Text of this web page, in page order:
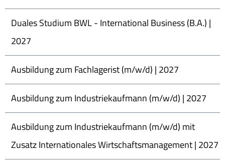
Duales Studium BWL - International Business (B.A.) |
2027
Ausbildung zum Fachlagerist (m/w/d) | 2027
Ausbildung zum Industriekaufmann (m/w/d) | 2027
Ausbildung zum Industriekaufmann (m/w/d) mit
Zusatz Internationales Wirtschaftsmanagement | 2027